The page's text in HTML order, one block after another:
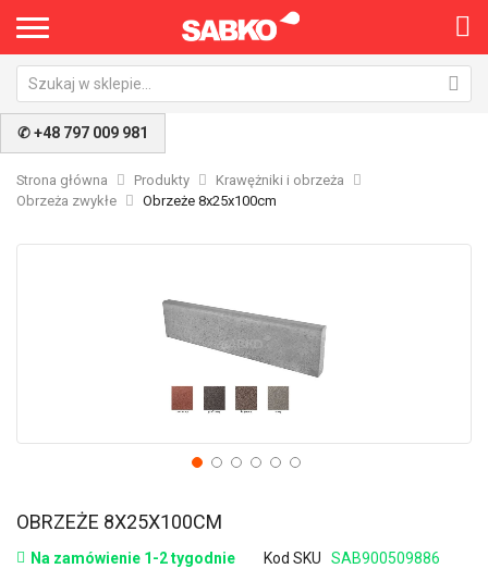
✆ +48 797 009 981
Strona główna Produkty
Krawężniki i obrzeża
Obrzeża zwykłe
Obrzeże 8x25x100cm
OBRZEŻE 8X25X100CM
Na zamówienie 1-2 tygodnie Kod SKU
SAB900509886